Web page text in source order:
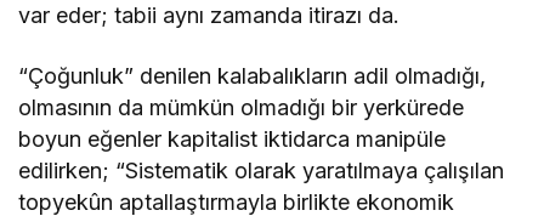
var eder; tabii aynı zamanda itirazı da.
“Çoğunluk” denilen kalabalıkların adil olmadığı,
olmasının da mümkün olmadığı bir yerkürede
boyun eğenler kapitalist iktidarca manipüle
edilirken; “Sistematik olarak yaratılmaya çalışılan
topyekûn aptallaştırmayla birlikte ekonomik